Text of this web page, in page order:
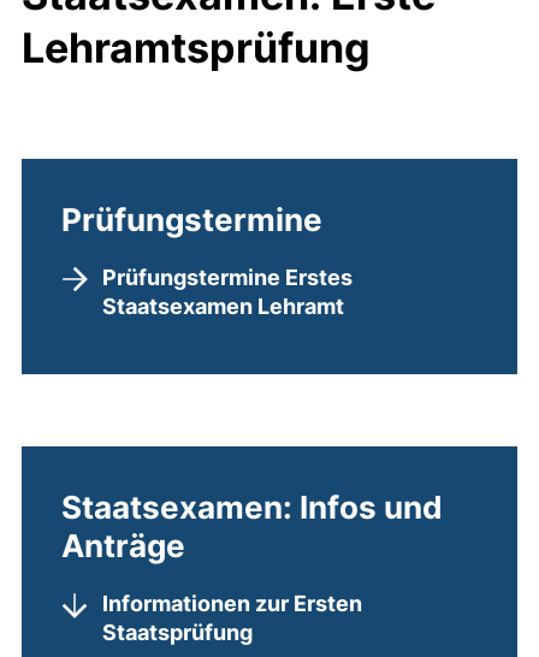
Lehramtsprüfung
Prüfungstermine
Prüfungstermine Erstes
Staatsexamen Lehramt
Staatsexamen: Infos und
Anträge
Informationen zur Ersten
Staatsprüfung